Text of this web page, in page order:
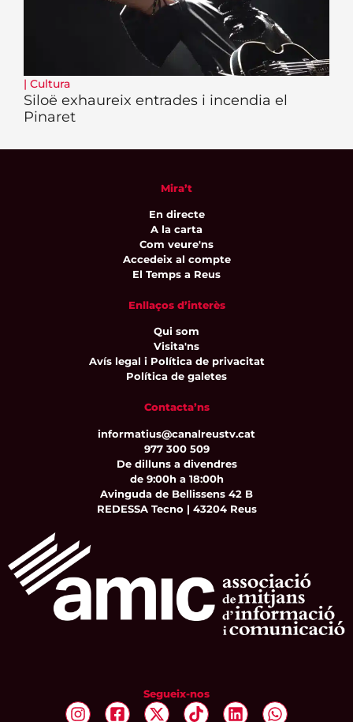
| Cultura
Siloë exhaureix entrades i incendia el
Pinaret
Mira’t
En directe
A la carta
Com veure'ns
Accedeix al compte
El Temps a Reus
Enllaços d’interès
Qui som
Visita'ns
Avís legal i Política de privacitat
Política de galetes
Contacta’ns
informatius@canalreustv.cat
977 300 509
De dilluns a divendres
de 9:00h a 18:00h
Avinguda de Bellissens 42 B
REDESSA Tecno | 43204 Reus
Segueix-nos